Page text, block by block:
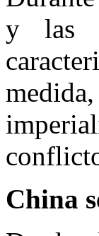
y las
China